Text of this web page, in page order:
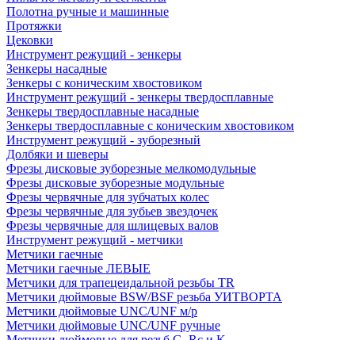
Полотна ручные и машинные
Протяжки
Цековки
Инструмент режущий - зенкеры
Зенкеры насадные
Зенкеры с коническим хвостовиком
Инструмент режущий - зенкеры твердосплавные
Зенкеры твердосплавные насадные
Зенкеры твердосплавные с коническим хвостовиком
Инструмент режущий - зуборезный
Долбяки и шеверы
Фрезы дисковые зуборезные мелкомодульные
Фрезы дисковые зуборезные модульные
Фрезы червячные для зубчатых колес
Фрезы червячные для зубьев звездочек
Фрезы червячные для шлицевых валов
Инструмент режущий - метчики
Метчики гаечные
Метчики гаечные ЛЕВЫЕ
Метчики для трапецеидальной резьбы TR
Метчики дюймовые BSW/BSF резьба УИТВОРТА
Метчики дюймовые UNC/UNF м/р
Метчики дюймовые UNC/UNF ручные